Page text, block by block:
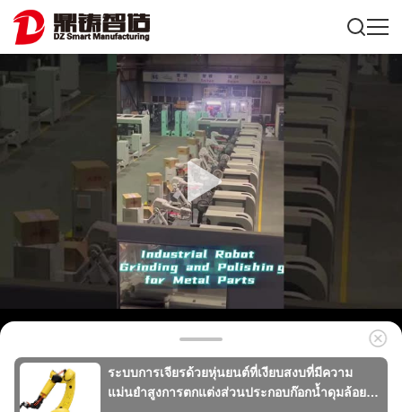
ระบบการเจียรด้วยหุ่นยนต์ที่เงียบสงบที่มีความ
แม่นยำสูงการตกแต่งส่วนประกอบก๊อกน้ำดุมล้อยาน